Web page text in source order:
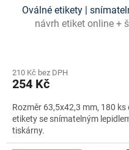
Oválné etikety |
návrh etiket online +
210 Kč bez DPH
254 Kč
Rozměr 63,5x42,3 mm, 180
etikety se snímatelným
tiskárny.